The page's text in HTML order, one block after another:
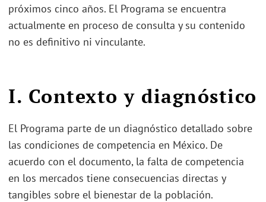
próximos cinco años. El Programa se encuentra
actualmente en proceso de consulta y su contenido
no es definitivo ni vinculante.
I. Contexto y diagnóstico
El Programa parte de un diagnóstico detallado sobre
las condiciones de competencia en México. De
acuerdo con el documento, la falta de competencia
en los mercados tiene consecuencias directas y
tangibles sobre el bienestar de la población.